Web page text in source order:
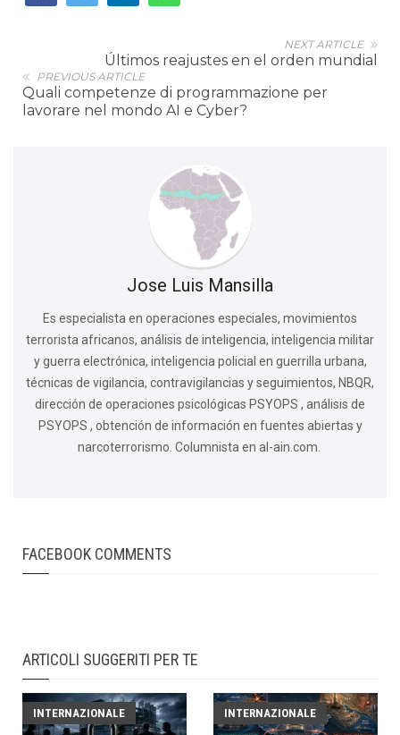
NEXT ARTICLE
Últimos reajustes en el orden mundial
PREVIOUS ARTICLE
Quali competenze di programmazione per
lavorare nel mondo AI e Cyber?
Jose Luis Mansilla
Es especialista en operaciones especiales, movimientos
terrorista africanos, análisis de inteligencia, inteligencia militar
y guerra electrónica, inteligencia policial en guerrilla urbana,
técnicas de vigilancia, contravigilancias y seguimientos, NBQR,
dirección de operaciones psicológicas PSYOPS , análisis de
PSYOPS , obtención de información en fuentes abiertas y
narcoterrorismo. Columnista en al-ain.com.
FACEBOOK COMMENTS
ARTICOLI SUGGERITI PER TE
INTERNAZIONALE INTERNAZIONALE